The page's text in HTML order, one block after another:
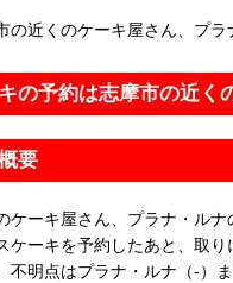
の近くのケーキ屋さん、プラ
の予約は志摩市の近く
要
ケーキ屋さん、プラナ・ル
ケーキを予約したあと、取
不明点はプラナ・ルナ（-）